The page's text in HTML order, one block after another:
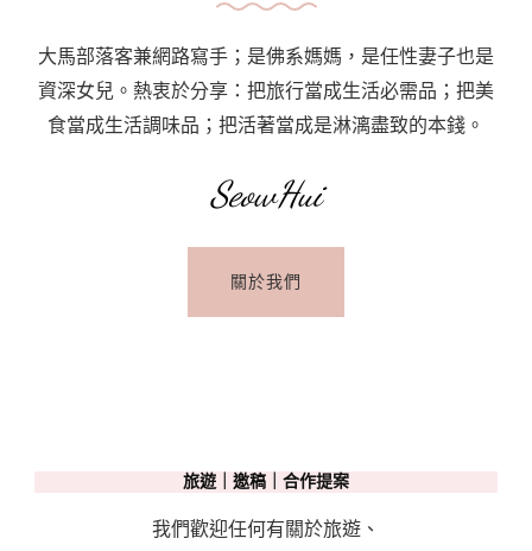
大馬部落客兼網路寫手；是佛系媽媽，是任性妻子也是
資深女兒。熱衷於分享：把旅行當成生活必需品；把美
食當成生活調味品；把活著當成是淋漓盡致的本錢。
SeowHui
關於我們
旅遊｜邀稿｜合作提案
我們歡迎任何有關於旅遊、